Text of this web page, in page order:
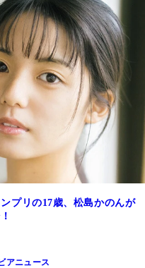
プリの17歳、松島かのんが
アニュース